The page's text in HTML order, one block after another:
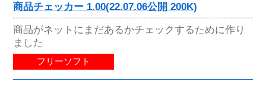
商品チェッカー 1.00(22.07.06公開 200K)
商品がネットにまだあるかチェックするために作り
ました
フリーソフト